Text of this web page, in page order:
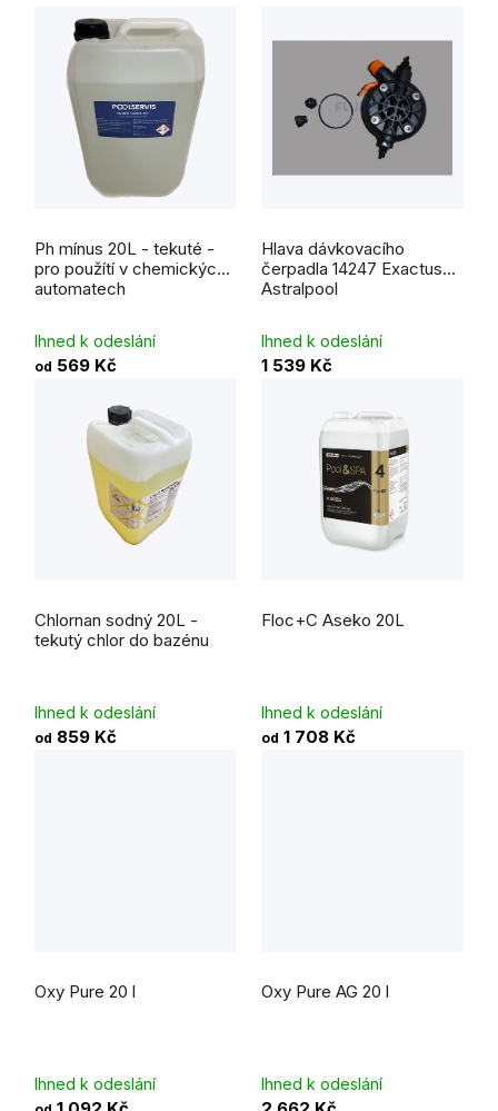
Ph mínus 20L - tekuté -
pro použítí v chemických
automatech
Ihned k odeslání
od 569 Kč
Hlava dávkovacího
čerpadla 14247 Exactus
Astralpool
Ihned k odeslání
1 539 Kč
Chlornan sodný 20L -
tekutý chlor do bazénu
hodnocení
produktu
je
5,0
Ihned k odeslání
od 859 Kč
Floc+C Aseko 20L
Ihned k odeslání
od 1 708 Kč
Oxy Pure 20 l
Ihned k odeslání
Oxy Pure AG 20 l
hodnocení
produktu
Ihned k odeslání